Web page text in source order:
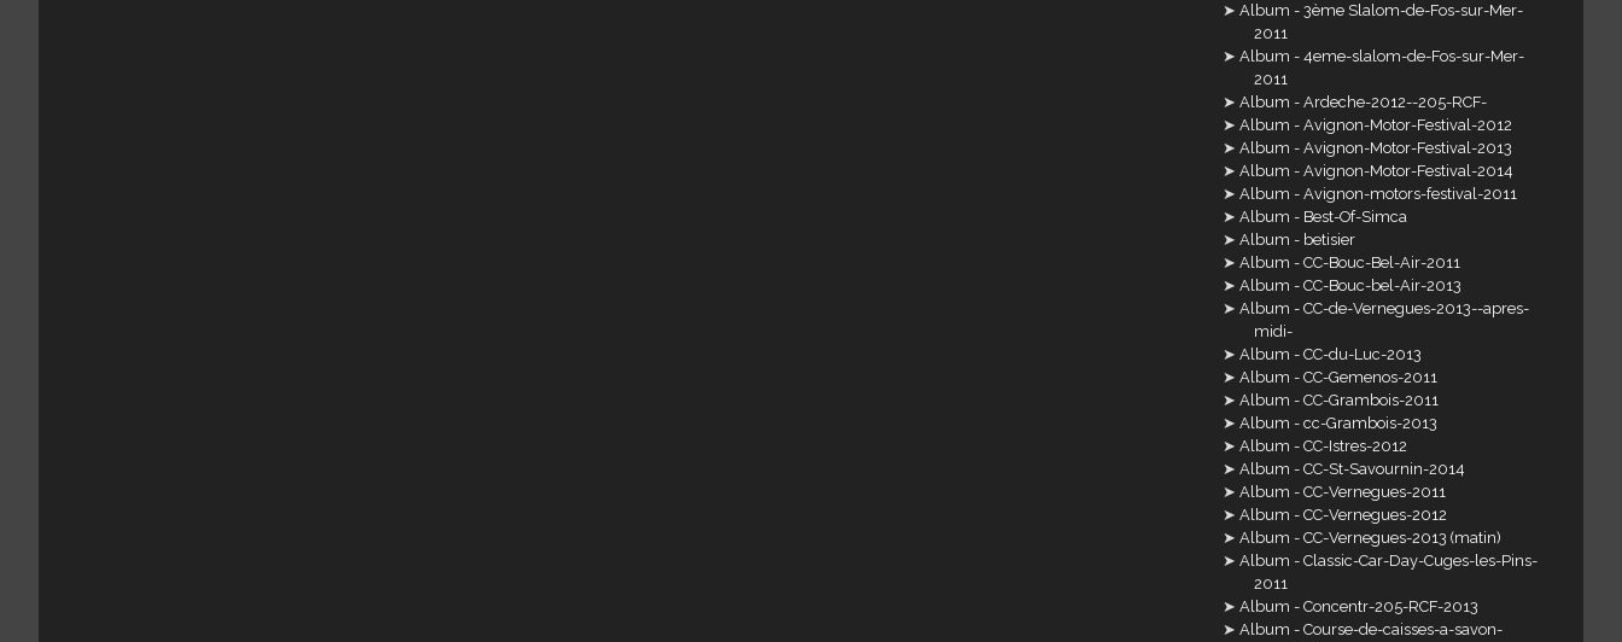
Album - 3ème Slalom-de-Fos-sur-Mer-
2011
Album - 4eme-slalom-de-Fos-sur-Mer-
2011
Album - Ardeche-2012--205-RCF-
Album - Avignon-Motor-Festival-2012
Album - Avignon-Motor-Festival-2013
Album - Avignon-Motor-Festival-2014
Album - Avignon-motors-festival-2011
Album - Best-Of-Simca
Album - betisier
Album - CC-Bouc-Bel-Air-2011
Album - CC-Bouc-bel-Air-2013
Album - CC-de-Vernegues-2013--apres-
midi-
Album - CC-du-Luc-2013
Album - CC-Gemenos-2011
Album - CC-Grambois-2011
Album - cc-Grambois-2013
Album - CC-Istres-2012
Album - CC-St-Savournin-2014
Album - CC-Vernegues-2011
Album - CC-Vernegues-2012
Album - CC-Vernegues-2013 (matin)
Album - Classic-Car-Day-Cuges-les-Pins-
2011
Album - Concentr-205-RCF-2013
Album - Course-de-caisses-a-savon-